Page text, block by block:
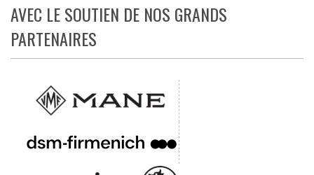
AVEC LE SOUTIEN DE NOS GRANDS
PARTENAIRES